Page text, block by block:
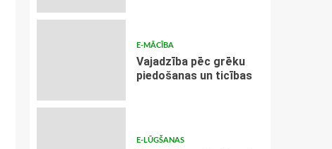
E-MĀCĪBA
Vajadzība pēc grēku
piedošanas un ticības
E-LŪGŠANAS